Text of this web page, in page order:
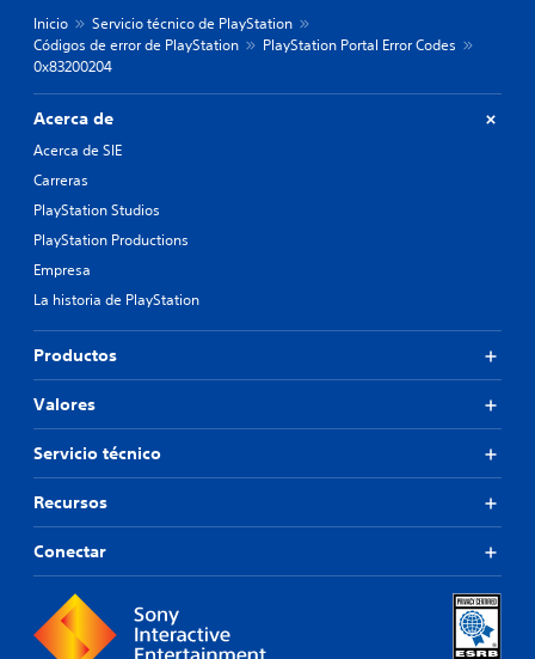
Inicio
Servicio técnico de PlayStation
Códigos de error de PlayStation
PlayStation Portal Error Codes
0x83200204
Acerca de
Acerca de SIE
Carreras
PlayStation Studios
PlayStation Productions
Empresa
La historia de PlayStation
Productos
Valores
Servicio técnico
Recursos
Conectar